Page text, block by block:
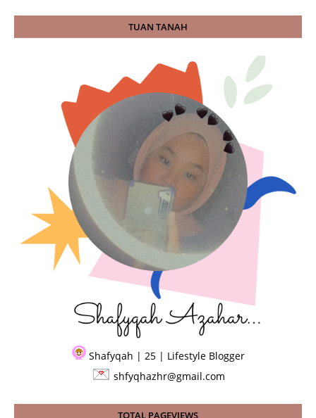
TUAN TANAH
Shafyqah | 25 | Lifestyle Blogger
shfyqhazhr@gmail.com
TOTAL PAGEVIEWS